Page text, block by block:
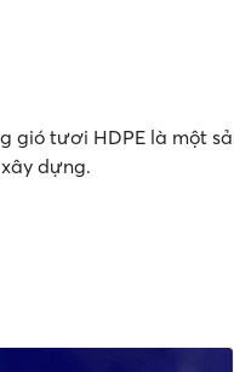
gió tươi HDPE là một
dựng.